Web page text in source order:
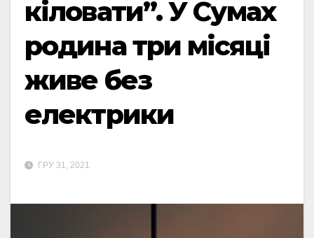
кіловати”. У Сумах
родина три місяці
живе без
електрики
ГРУ 31, 2021